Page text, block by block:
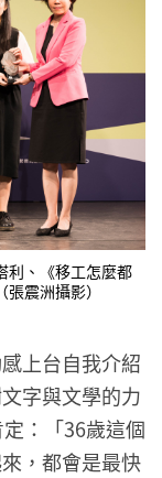
利、《移工怎麼都
震洲攝影）
上台自我介紹
字與文學的力
：「36歲這個
，都會是最快